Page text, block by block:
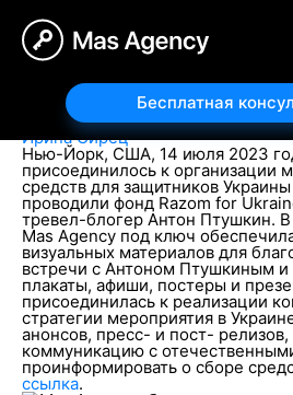
Бесплатная
сопровождение
мероприятия с Антоном
Йорке.
17.07.2023
Автор статьи:
Ирина Сирец
Нью-Йорк, США, 14 июля 2023
присоединилось к организации
средств для защитников
проводили фонд Razom for
тревел-блогер Антон Птушкин.
Mas Agency под ключ
визуальных материалов для
встречи с Антоном Птушкиным и
плакаты, афиши, постеры и
присоединилась к реализации
стратегии мероприятия в
анонсов, пресс- и пост-
коммуникацию с
проинформировать о сборе
ссылка.